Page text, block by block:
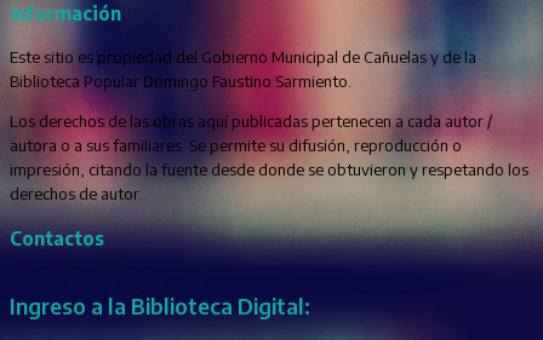
Información
Este sitio es propiedad del Gobierno Municipal de Cañuelas y de la
Biblioteca Popular Domingo Faustino Sarmiento.
Los derechos de las obras aquí publicadas pertenecen a cada autor /
autora o a sus familiares. Se permite su difusión, reproducción o
impresión, citando la fuente desde donde se obtuvieron y respetando los
derechos de autor.
Contactos
Ingreso a la Biblioteca Digital: